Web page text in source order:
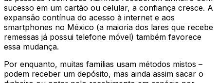
sucesso em um cartão ou celular, a confiança cresce. A
expansão contínua do acesso à internet e aos
smartphones no México (a maioria dos lares que recebe
remessas já possui telefone móvel) também favorece
essa mudança.
Por enquanto, muitas famílias usam métodos mistos –
podem receber um depósito, mas ainda assim sacar o